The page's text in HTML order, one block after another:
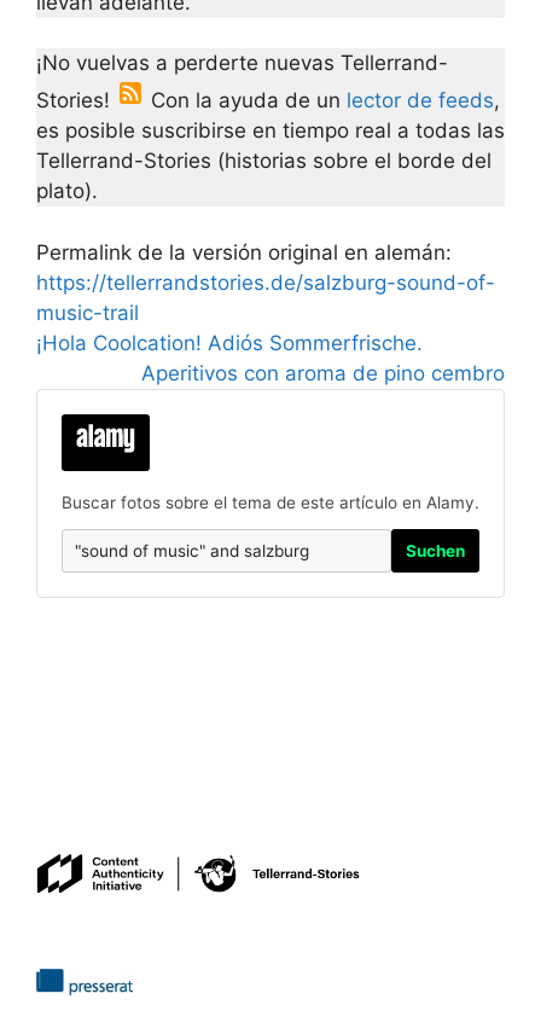
¡No vuelvas a perderte nuevas Tellerrand-
Stories!
Con la ayuda de un lector de feeds,
es posible suscribirse en tiempo real a todas las
Tellerrand-Stories (historias sobre el borde del
plato).
Permalink de la versión original en alemán:
https://tellerrandstories.de/salzburg-sound-of-
music-trail
¡Hola Coolcation! Adiós Sommerfrische.
Aperitivos con aroma de pino cembro
Buscar fotos sobre el tema de este artículo en Alamy.
Suchen